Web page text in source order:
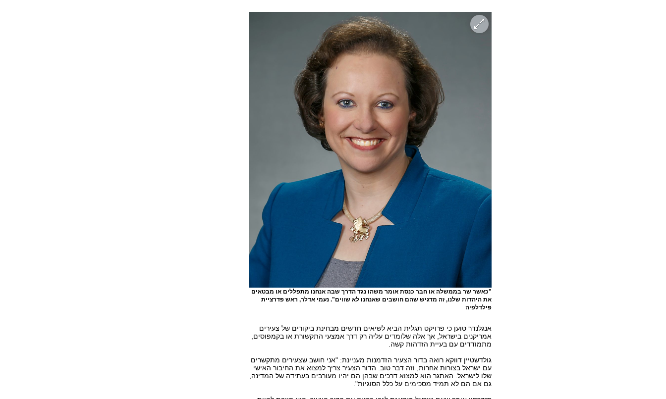
"כאשר שר בממשלה או חבר כנסת אומר משהו נגד הדרך שבה אנחנו מתפללים או מבטאים
את היהדות שלנו, זה מדגיש שהם חושבים שאנחנו לא שווים". נעמי אדלר, ראש פדרציית
פילדלפיה
אנגלנדר טוען כי פרויקט תגלית הביא לשיאים חדשים מבחינת ביקורים של צעירים
אמריקנים בישראל, אך אלה שלומדים עליה רק דרך אמצעי התקשורת או בקמפוסים,
מתמודדים עם בעיית הזדהות קשה.
גולדשטיין דווקא רואה בדור הצעיר הזדמנות מעניינת: "אני חושב שצעירים מתקשרים
עם ישראל בצורות אחרות, וזה דבר טוב. הדור הצעיר צריך למצוא את החיבור האישי
שלו לישראל. האתגר הוא למצוא דרכים שבהן הם יהיו מעורבים בעתידה של המדינה,
גם אם הם לא תמיד מסכימים על כלל הסוגיות".